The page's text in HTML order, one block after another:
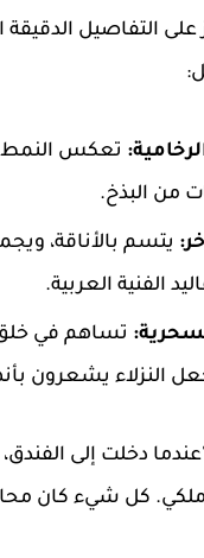
على التفاصيل
تعكس النمط
من البذخ.
يتسم بالأناقة،
الفنية العربية.
تساهم في
النزلاء يشعرون
"عندما دخلت إلى
كل شيء كان